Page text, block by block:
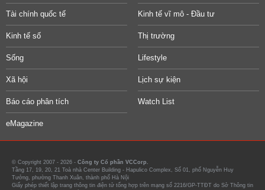
Tài chính quốc tế Kinh tế vĩ mô - Đầu tư
Kinh tế số Thị trường
Sống Lifestyle
Xã hội Lịch sự kiện
Báo cáo phân tích Watch List
eMagazine
© Copyright 2007 - 2026 - Công ty Cổ phần VCCorp.
Tầng 17, 19, 20, 21 Toà nhà Center Building - Hapulico Complex, Số 01, phố Nguyễn Huy
Tưởng, phường Thanh Xuân, thành phố Hà Nội
Giấy phép thiết lập trang thông tin điện tử tổng hợp trên mạng số 2216/GP-TTĐT do Sở Thông tin